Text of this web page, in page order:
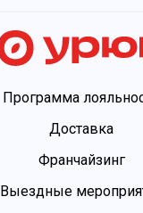
Программа
Доставка
Франчайзинг
Выездные